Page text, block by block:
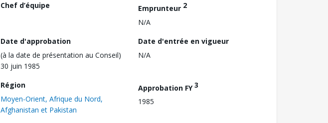
Chef d’équipe Emprunteur 2
N/A
Date d'approbation
(à la date de présentation au Conseil)
30 juin 1985
Date d'entrée en vigueur
N/A
Région
Moyen-Orient, Afrique du Nord,
Afghanistan et Pakistan
Approbation FY3
1985